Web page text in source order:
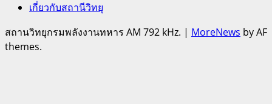
เกี่ยวกับสถานีวิทยุ
สถานวิทยุกรมพลังงานทหาร AM 792 kHz. | MoreNews by AF
themes.